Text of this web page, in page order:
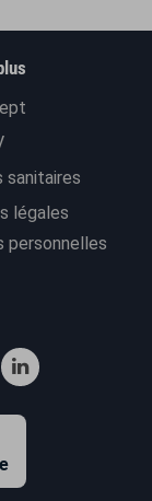
sanitaires
légales
personnelles